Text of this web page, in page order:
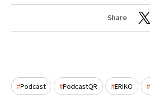
Share
Podcast PodcastQR ERIKO